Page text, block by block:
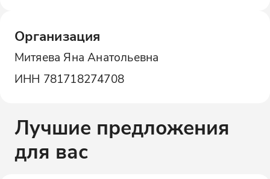
Организация
Митяева Яна Анатольевна
ИНН 781718274708
Лучшие предложения
для вас